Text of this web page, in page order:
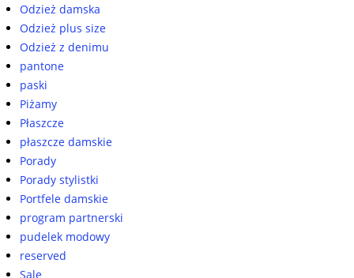
Odzież damska
Odzież plus size
Odzież z denimu
pantone
paski
Piżamy
Płaszcze
płaszcze damskie
Porady
Porady stylistki
Portfele damskie
program partnerski
pudelek modowy
reserved
Sale